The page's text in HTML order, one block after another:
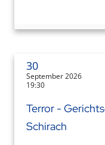
30
September 2026
19:30
Terror -
Schirach